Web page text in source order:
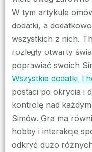
W tym artykule
dodatki, a
wszystkich z nich.
rozległy otwarty
poprawiać swoich
Wszystkie dodatki
postaci po okrycia i
kontrolę nad
Simów. Gra ma
hobby i interakcje
odkryć dużo